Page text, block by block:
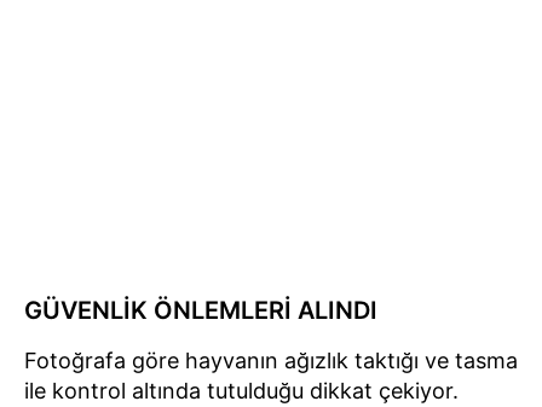
GÜVENLİK ÖNLEMLERİ ALINDI
Fotoğrafa göre hayvanın ağızlık taktığı ve tasma
ile kontrol altında tutulduğu dikkat çekiyor.